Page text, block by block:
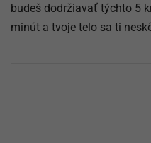
budeš dodržiavať týchto 5
minút a tvoje telo sa ti